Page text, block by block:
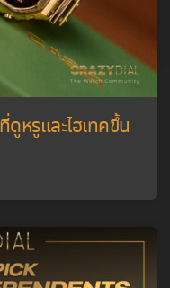
หรูและไฮเทคขึ้น